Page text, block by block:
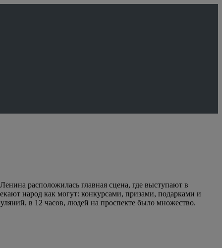
расположилась главная сцена, где выступают в
народ как могут: конкурсами, призами, подарками и
в 12 часов, людей на проспекте было множество.